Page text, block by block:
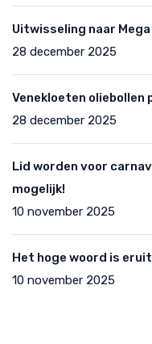
Uitwisseling naar
28 december 2025
Venekloeten oliebollen
28 december 2025
Lid worden voor
mogelijk!
10 november 2025
Het hoge woord is
10 november 2025